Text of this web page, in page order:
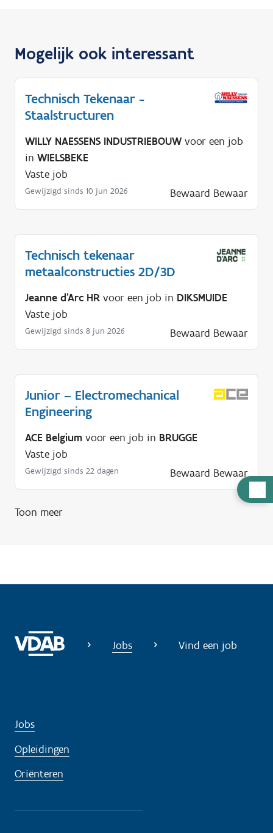
u
d
Mogelijk ook interessant
Technisch Tekenaar -
Staalstructuren
WILLY NAESSENS INDUSTRIEBOUW voor een job
in WIELSBEKE
Vaste job
Gewijzigd sinds 10 jun 2026 Bewaard Bewaar
Technisch tekenaar
metaalconstructies 2D/3D
Jeanne d'Arc HR voor een job in DIKSMUIDE
Vaste job
Gewijzigd sinds 8 jun 2026 Bewaard Bewaar
Junior – Electromechanical
Engineering
ACE Belgium voor een job in BRUGGE
Vaste job
Gewijzigd sinds 22 dagen Bewaard Bewaar
Toon meer
Jobs Vind een job
Jobs
Opleidingen
Oriënteren